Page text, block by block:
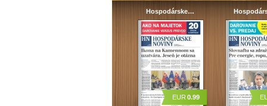
Hospodárske…
EUR 0.99